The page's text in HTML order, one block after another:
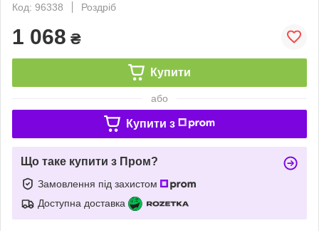
Код: 96338
Роздріб
1 068 ₴
Купити
або
Купити з
Що таке купити з Пром?
Замовлення під захистом
Доступна доставка